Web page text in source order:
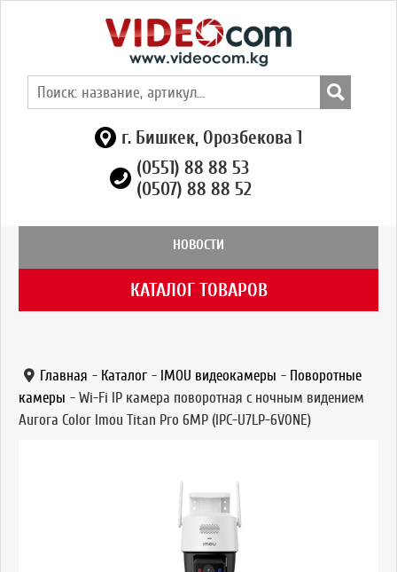
г. Бишкек, Орозбекова 1
(0551) 88 88 53
(0507) 88 88 52
НОВОСТИ
КАТАЛОГ ТОВАРОВ
Главная - Каталог - IMOU видеокамеры - Поворотные
камеры - Wi-Fi IP камера поворотная с ночным видением
Aurora Color Imou Titan Pro 6МР (IPC-U7LP-6V0NE)